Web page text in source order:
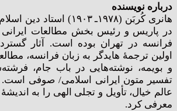
درباره نویسنده
هانری کُربَن (۱۹۷۸ـ ۱۹۰۳)
در پاریس و رئیس بخش مطالعات ایرانی
فرانسه در تهران بوده است. آثار
اولین ترجمۀ هایدگر به زبان فرانسه،
و بویمه، نوشته‌هایی در باب جام،
تفسیر متون ایرانی اسلامی/ صوفی
عالم خیال، تأویل و تجلی الهی را به
معرفی کرد.